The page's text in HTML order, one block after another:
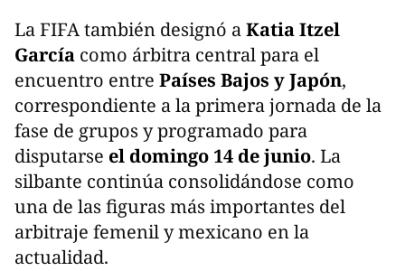
La FIFA también designó aKatia Itzel
García como árbitra central para el
encuentro entre Países Bajos y Japón,
correspondiente a la primera jornada de la
fase de grupos y programado para
disputarse el domingo 14 de junio. La
silbante continúa consolidándose como
una de las figuras más importantes del
arbitraje femenil y mexicano en la
actualidad.